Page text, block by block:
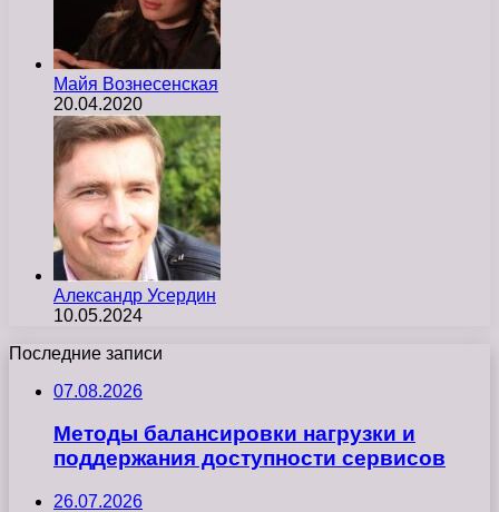
Майя Вознесенская
20.04.2020
Александр Усердин
10.05.2024
Последние записи
07.08.2026
Методы балансировки нагрузки и
поддержания доступности сервисов
26.07.2026